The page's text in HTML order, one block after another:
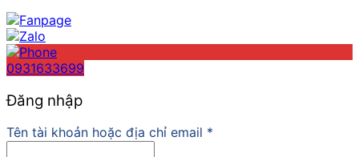
0931633699
Đăng nhập
Tên tài khoản hoặc địa chỉ email *